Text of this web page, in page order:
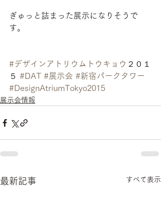
ぎゅっと詰まった展示になりそうで
す。
#デザインアトリウムトウキョウ ２０１
５ #DAT #展示会 #新宿パークタワー
#DesignAtriumTokyo2015
展示会情報
最新記事 すべて表示